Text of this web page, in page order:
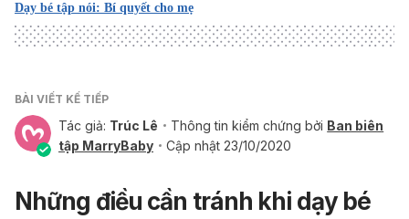
Dạy bé tập nói: Bí quyết cho mẹ
BÀI VIẾT KẾ TIẾP
Tác giả: Trúc Lê Thông tin kiểm chứng bởi Ban biên
tập MarryBaby
Cập nhật 23/10/2020
Những điều cần tránh khi dạy bé